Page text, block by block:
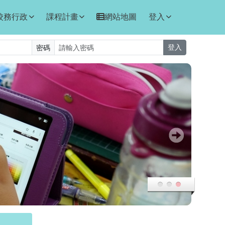
務行政 課程計畫 網站地圖 登入
密碼 登入